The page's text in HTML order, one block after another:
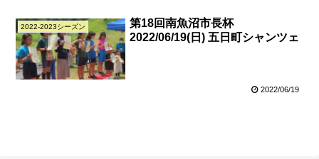
2022-2023シーズン
第18回南魚沼市長杯
2022/06/19(日) 五日町シャンツェ
2022/06/19